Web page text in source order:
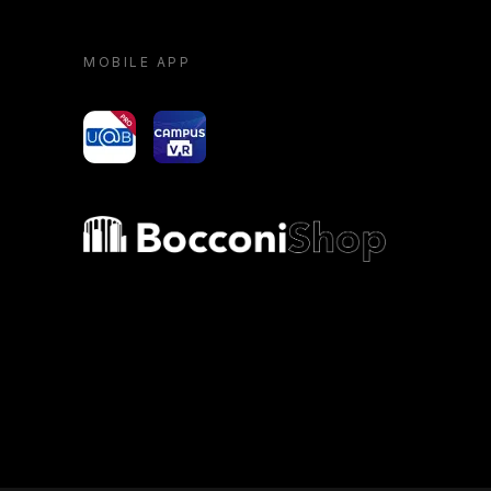
MOBILE APP
yoU@B Campus VR
Bocconi shop